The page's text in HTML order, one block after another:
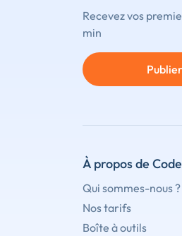
Recevez vos
min
À propos de
Qui sommes-nous ?
Nos tarifs
Boîte à outils